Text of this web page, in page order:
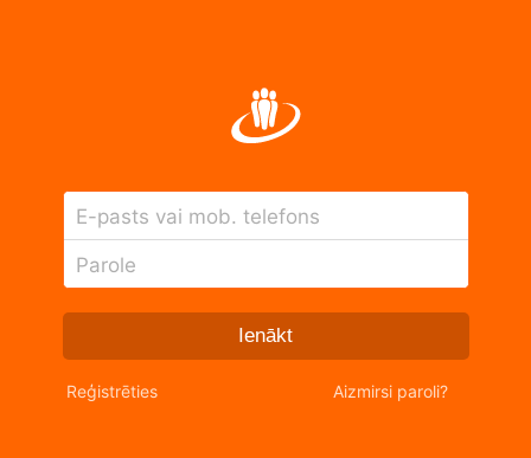
E-pasts vai mob. telefons
Parole
Ienākt
Reģistrēties Aizmirsi paroli?